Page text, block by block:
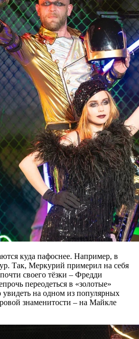
куда пафоснее. Например, в
Так, Меркурий примерил на себя
своего тёзки – Фредди
переодеться в «золотые»
на одном из популярных
знаменитости – на Майкле